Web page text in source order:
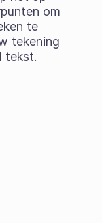
om
te
tekening
tekst.